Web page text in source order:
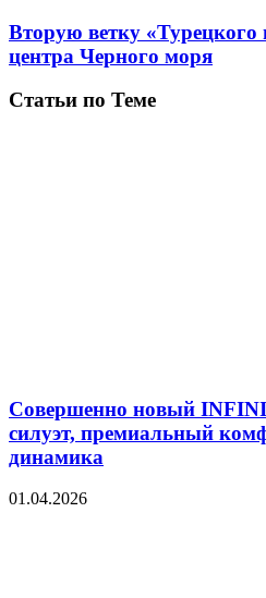
Вторую ветку «Турецкого
центра Черного моря
Статьи по Теме
Совершенно новый
силуэт, премиальный
динамика
01.04.2026